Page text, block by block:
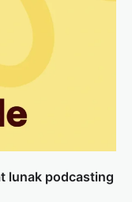
lunak podcasting